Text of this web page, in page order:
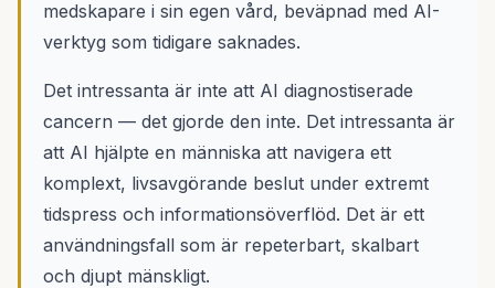
medskapare i sin egen vård, beväpnad med AI-
verktyg som tidigare saknades.
Det intressanta är inte att AI diagnostiserade
cancern — det gjorde den inte. Det intressanta är
att AI hjälpte en människa att navigera ett
komplext, livsavgörande beslut under extremt
tidspress och informationsöverflöd. Det är ett
användningsfall som är repeterbart, skalbart
och djupt mänskligt.